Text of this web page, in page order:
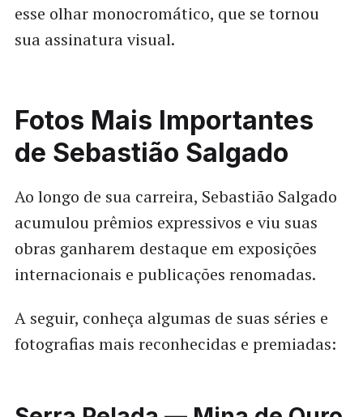
esse olhar monocromático, que se tornou
sua assinatura visual.
Fotos Mais Importantes
de Sebastião Salgado
Ao longo de sua carreira, Sebastião Salgado
acumulou prêmios expressivos e viu suas
obras ganharem destaque em exposições
internacionais e publicações renomadas.
A seguir, conheça algumas de suas séries e
fotografias mais reconhecidas e premiadas: